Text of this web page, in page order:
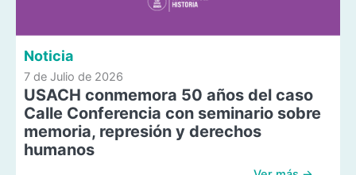
Noticia
7 de Julio de 2026
USACH conmemora 50 años del caso
Calle Conferencia con seminario sobre
memoria, represión y derechos
humanos